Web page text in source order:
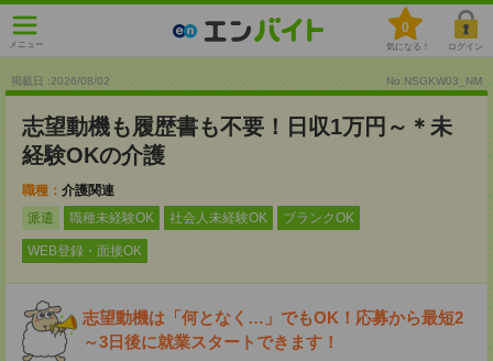
メニュー
0
気になる！ ログイン
掲載日 :2026/08/02 No.NSGKW03_NM
志望動機も履歴書も不要！日収1万円～＊未
経験OKの介護
職種： 介護関連
派遣
職種未経験OK 社会人未経験OK ブランクOK
WEB登録・面接OK
志望動機は「何となく…」でもOK！応募から最短2
～3日後に就業スタートできます！